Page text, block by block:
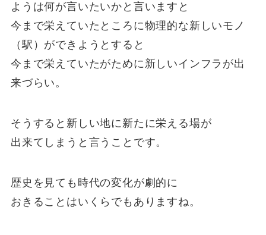
ようは何が言いたいかと言いますと
今まで栄えていたところに物理的な新しいモノ
（駅）ができようとすると
今まで栄えていたがために新しいインフラが出
来づらい。
そうすると新しい地に新たに栄える場が
出来てしまうと言うことです。
歴史を見ても時代の変化が劇的に
おきることはいくらでもありますね。